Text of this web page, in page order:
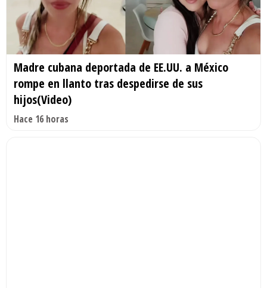
Madre cubana deportada de EE.UU. a México
rompe en llanto tras despedirse de sus
hijos(Video)
Hace 16 horas